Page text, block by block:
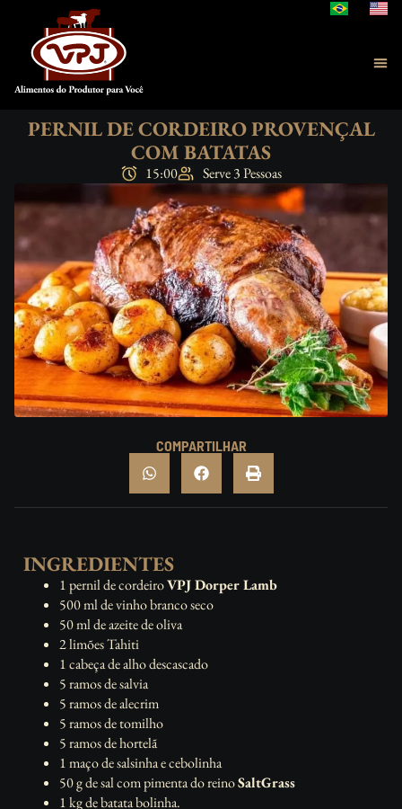
PERNIL DE CORDEIRO PROVENÇAL
COM BATATAS
15:00 Serve 3 Pessoas
COMPARTILHAR
INGREDIENTES
1 pernil de cordeiroVPJ Dorper Lamb
500 ml de vinho branco seco
50 ml de azeite de oliva
2 limões Tahiti
1 cabeça de alho descascado
5 ramos de salvia
5 ramos de alecrim
5 ramos de tomilho
5 ramos de hortelã
1 maço de salsinha e cebolinha
50 g de sal com pimenta do reinoSaltGrass
1 kg de batata bolinha.